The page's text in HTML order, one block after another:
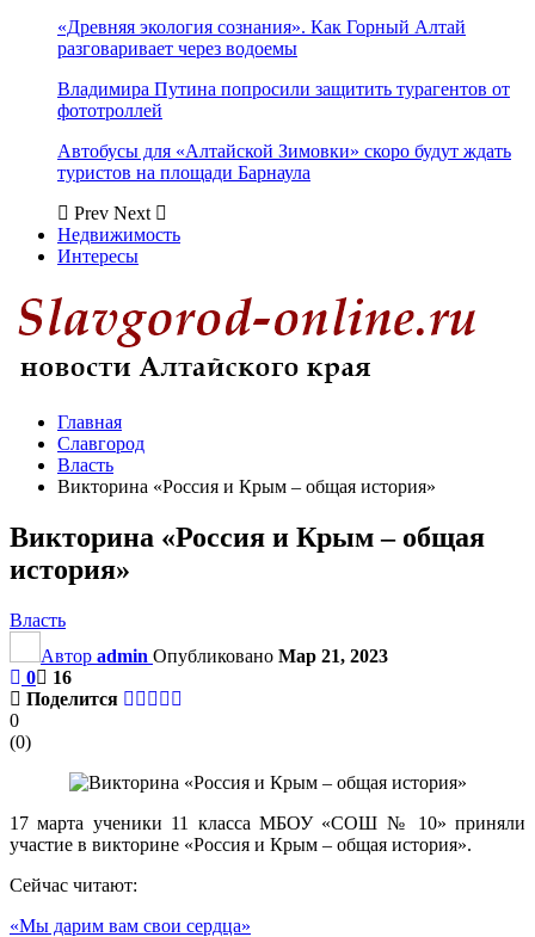
«Древняя экология сознания». Как Горный Алтай
разговаривает через водоемы
Владимира Путина попросили защитить турагентов от
фототроллей
Автобусы для «Алтайской Зимовки» скоро будут ждать
туристов на площади Барнаула
Prev Next
Недвижимость
Интересы
Главная
Славгород
Власть
Викторина «Россия и Крым – общая история»
Викторина «Россия и Крым – общая
история»
Власть
Автор admin Опубликовано Мар 21, 2023
0
16
Поделится
0
(0)
17 марта ученики 11 класса МБОУ «СОШ № 10» приняли
участие в викторине «Россия и Крым – общая история».
Сейчас читают:
«Мы дарим вам свои сердца»